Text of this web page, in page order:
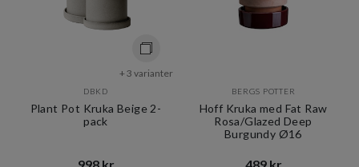
+ 3 varianter
DBKD
Plant Pot Kruka Beige 2-
pack
BERGS POTTER
Hoff Kruka med Fat Raw
Rosa/Glazed Deep
Burgundy Ø16